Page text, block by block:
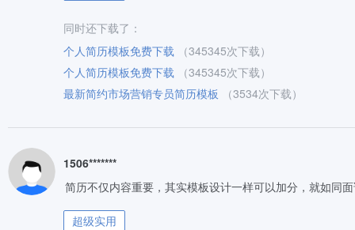
同时还下载了：
个人简历模板免费下载
（345345次下载）
个人简历模板免费下载
（345345次下载）
最新简约市场营销专员简历模板
（3534次下载）
1506*******
简历不仅内容重要，其实模板设计一样可以加分，就如同
超级实用